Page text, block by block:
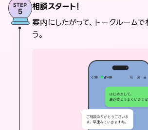
相談スタート！
案内にしたがって、トークルーム
う。